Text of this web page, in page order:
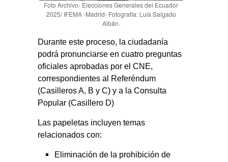
Foto Archivo- Elecciones Generales del Ecuador
2025/ IFEMA -Madrid- Fotografía: Luis Salgado
Albán.
Durante este proceso, la ciudadanía
podrá pronunciarse en cuatro preguntas
oficiales aprobadas por el CNE,
correspondientes al Referéndum
(Casilleros A, B y C) y a la Consulta
Popular (Casillero D)
Las papeletas incluyen temas
relacionados con:
Eliminación de la prohibición de